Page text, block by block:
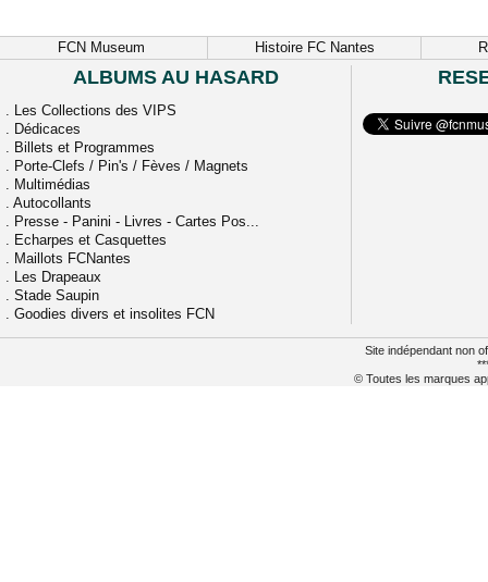
FCN Museum Histoire FC Nantes
ALBUMS AU HASARD
. Les Collections des VIPS
. Dédicaces
. Billets et Programmes
. Porte-Clefs / Pin's / Fèves / Magnets
. Multimédias
. Autocollants
. Presse - Panini - Livres - Cartes Pos...
. Echarpes et Casquettes
. Maillots FCNantes
. Les Drapeaux
. Stade Saupin
. Goodies divers et insolites FCN
Site indépendant non
© Toutes les marques